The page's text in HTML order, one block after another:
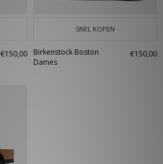
€150,00
SNEL KOPEN
Birkenstock Boston
Dames
€150,00